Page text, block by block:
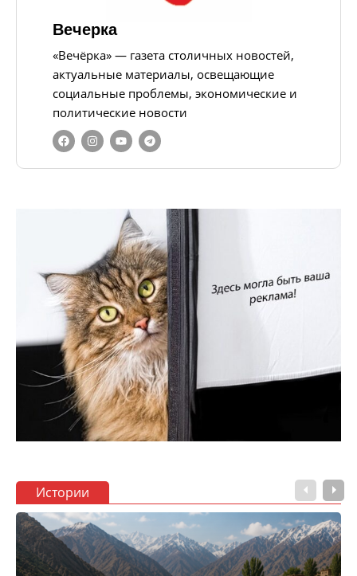
Вечерка
«Вечёрка» — газета столичных новостей,
актуальные материалы, освещающие
социальные проблемы, экономические и
политические новости
Истории